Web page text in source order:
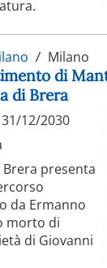
Milano
di
di Brera
31/12/2030
Brera presenta
da Ermanno
morto di
di Giovanni